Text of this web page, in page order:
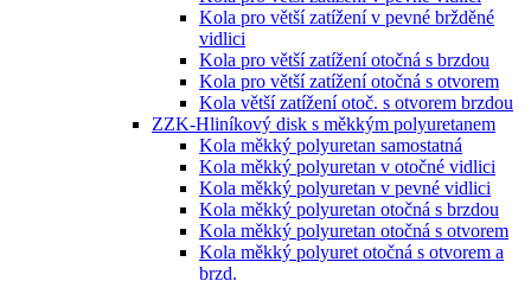
Kola pro větší zatížení v pevné bržděné
vidlici
Kola pro větší zatížení otočná s brzdou
Kola pro větší zatížení otočná s otvorem
Kola větší zatížení otoč. s otvorem brzdou
ZZK-Hliníkový disk s měkkým polyuretanem
Kola měkký polyuretan samostatná
Kola měkký polyuretan v otočné vidlici
Kola měkký polyuretan v pevné vidlici
Kola měkký polyuretan otočná s brzdou
Kola měkký polyuretan otočná s otvorem
Kola měkký polyuret otočná s otvorem a
brzd.